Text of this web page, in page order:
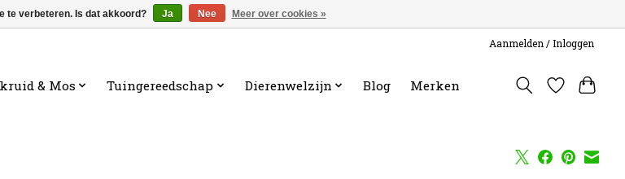
Aanmelden / Inloggen
& Mos Tuingereedschap Dierenwelzijn Blog Merken
te verbeteren. Is dat akkoord? Ja Nee Meer over cookies »